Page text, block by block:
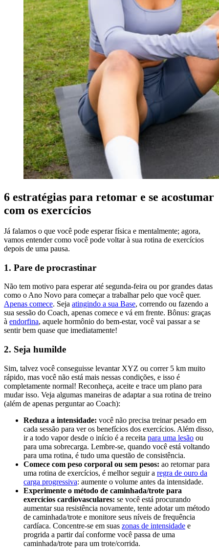
6 estratégias para retomar e se acostumar
com os exercícios
Já falamos o que você pode esperar física e mentalmente; agora,
vamos entender como você pode voltar à sua rotina de exercícios
depois de uma pausa.
1. Pare de procrastinar
Não tem motivo para esperar até segunda-feira ou por grandes datas
como o Ano Novo para começar a trabalhar pelo que você quer.
Apenas comece. Seja atingindo a sua Base, correndo ou fazendo a
sua sessão do Coach, apenas comece e vá em frente. Bônus: graças
à endorfina, aquele hormônio do bem-estar, você vai passar a se
sentir bem quase que imediatamente!
2. Seja humilde
Sim, talvez você conseguisse levantar XYZ ou correr 5 km muito
rápido, mas você não está mais nessas condições, e isso é
completamente normal! Reconheça, aceite e trace um plano para
mudar isso. Veja algumas maneiras de adaptar a sua rotina de treino
(além de apenas perguntar ao Coach):
Reduza a intensidade: você não precisa treinar pesado em
cada sessão para ver os benefícios dos exercícios. Além disso,
ir a todo vapor desde o início é a receita para uma lesão ou
para uma sobrecarga. Lembre-se, quando você está voltando
para uma rotina, é tudo uma questão de consistência.
Comece com peso corporal ou sem pesos: ao retornar para
uma rotina de exercícios, é melhor seguir a regra de ouro da
carga progressiva: aumente o volume antes da intensidade.
Experimente o método de caminhada/trote para
exercícios cardiovasculares: se você está procurando
aumentar sua resistência novamente, tente adotar um método
de caminhada/trote e monitore seus níveis de frequência
cardíaca. Concentre-se em suas zonas de intensidade e
progrida a partir daí conforme você passa de uma
caminhada/trote para um trote/corrida.